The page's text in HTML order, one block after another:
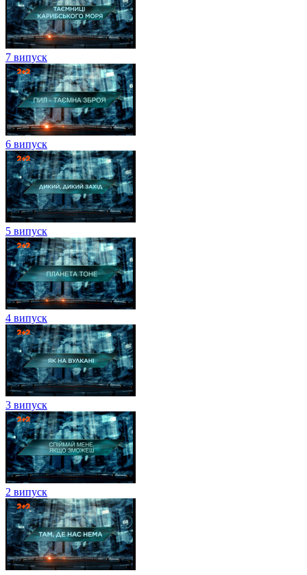
7 випуск
6 випуск
5 випуск
4 випуск
3 випуск
2 випуск